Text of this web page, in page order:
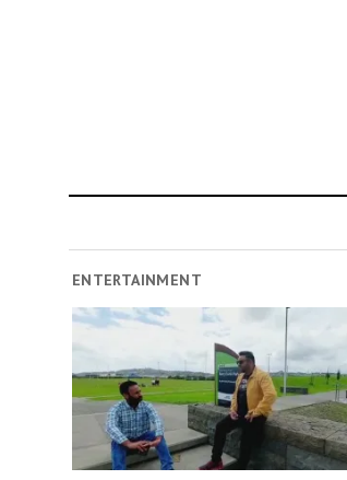
ENTERTAINMENT